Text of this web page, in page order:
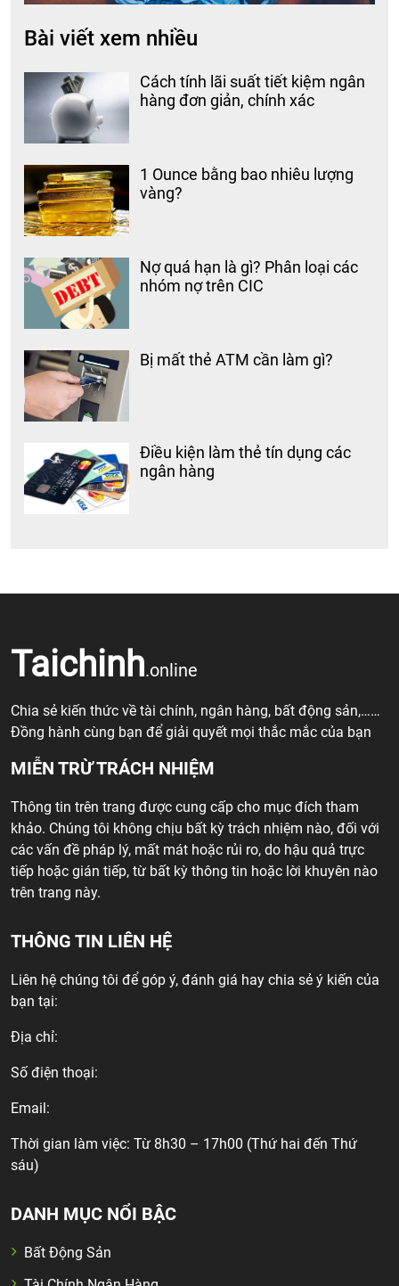
Bài viết xem nhiều
Cách tính lãi suất tiết kiệm ngân
hàng đơn giản, chính xác
1 Ounce bằng bao nhiêu lượng
vàng?
Nợ quá hạn là gì? Phân loại các
nhóm nợ trên CIC
Bị mất thẻ ATM cần làm gì?
Điều kiện làm thẻ tín dụng các
ngân hàng
Taichinh.online
Chia sẻ kiến thức về tài chính, ngân hàng, bất động sản,……
Đồng hành cùng bạn để giải quyết mọi thắc mắc của bạn
MIỄN TRỪ TRÁCH NHIỆM
Thông tin trên trang được cung cấp cho mục đích tham
khảo. Chúng tôi không chịu bất kỳ trách nhiệm nào, đối với
các vấn đề pháp lý, mất mát hoặc rủi ro, do hậu quả trực
tiếp hoặc gián tiếp, từ bất kỳ thông tin hoặc lời khuyên nào
trên trang này.
THÔNG TIN LIÊN HỆ
Liên hệ chúng tôi để góp ý, đánh giá hay chia sẻ ý kiến của
bạn tại:
Địa chỉ:
Số điện thoại:
Email:
Thời gian làm việc: Từ 8h30 – 17h00 (Thứ hai đến Thứ
sáu)
DANH MỤC NỔI BẬC
Bất Động Sản